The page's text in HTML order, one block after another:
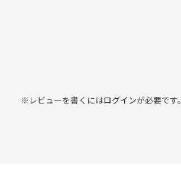
※レビューを書くにはログインが必要です。